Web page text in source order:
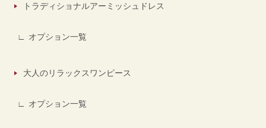
トラディショナルアーミッシュドレス
オプション一覧
大人のリラックスワンピース
オプション一覧